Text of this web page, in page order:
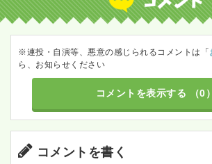
※連投・自演等、悪意の感じられるコメントは「
ら、お知らせください
コメントを表示する （0）
コメントを書く